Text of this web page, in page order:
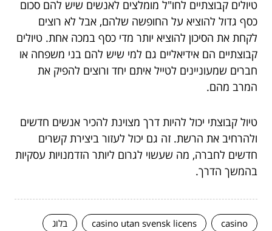
טיולים קבוצתיים לחו"ל מומלצים לאנשים שיש להם סכום
כסף גדול להוציא על החופשה שלהם, אבל לא רוצים
לקחת את הסיכון להוציא יותר מדי כסף במכה אחת. טיולים
קבוצתיים הם אידיאליים גם למי שיש להם בני משפחה או
חברים שמעוניינים לטייל איתם יחד ורוצים להפיק את
המרב מהם.
טיול קבוצתי יכול להיות דרך מצוינת להכיר אנשים חדשים
ולהרחיב את הרשת. זה גם יכול לעזור ביצירת קשרים
חדשים לחברה, מה שעשוי לגרום ליותר הזדמנויות עסקיות
בהמשך הדרך.
casino
casino utan svensk licens
בלוג